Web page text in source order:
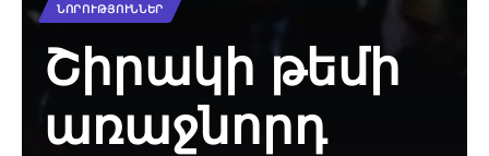
ՆՈՐՈՒԹՅՈՒՆՆԵՐ
Շիրակի թեմի
առաջնորդ